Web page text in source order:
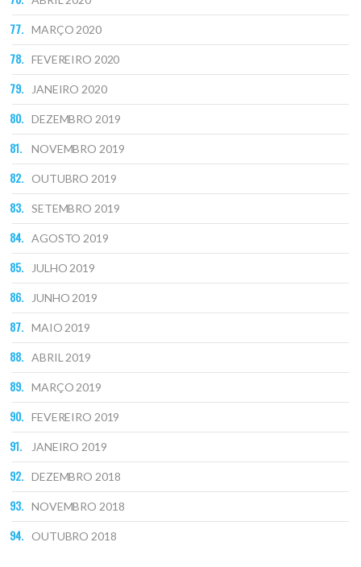
MARÇO 2020
FEVEREIRO 2020
JANEIRO 2020
DEZEMBRO 2019
NOVEMBRO 2019
OUTUBRO 2019
SETEMBRO 2019
AGOSTO 2019
JULHO 2019
JUNHO 2019
MAIO 2019
ABRIL 2019
MARÇO 2019
FEVEREIRO 2019
JANEIRO 2019
DEZEMBRO 2018
NOVEMBRO 2018
OUTUBRO 2018